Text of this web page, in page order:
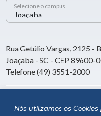
Nós utilizamos os
Selecione o campus
Rua Getúlio Vargas, 2125 -
Joaçaba - SC - CEP 89600-
Telefone (49) 3551-2000
Siga a Unoesc